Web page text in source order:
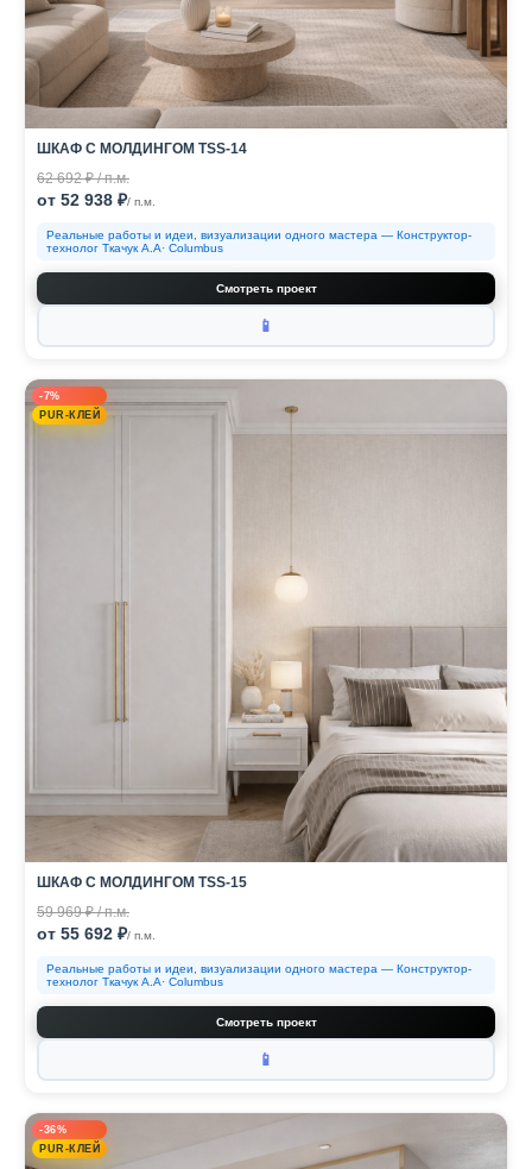
ШКАФ С МОЛДИНГОМ TSS-14
62 692 ₽ / п.м.
от 52 938 ₽/ п.м.
Реальные работы и идеи, визуализации одного мастера — Конструктор-
технолог Ткачук А.А· Columbus
Смотреть проект
📱
-7%
PUR-КЛЕЙ
ШКАФ С МОЛДИНГОМ TSS-15
59 969 ₽ / п.м.
от 55 692 ₽/ п.м.
Реальные работы и идеи, визуализации одного мастера — Конструктор-
технолог Ткачук А.А· Columbus
Смотреть проект
📱
-36%
PUR-КЛЕЙ